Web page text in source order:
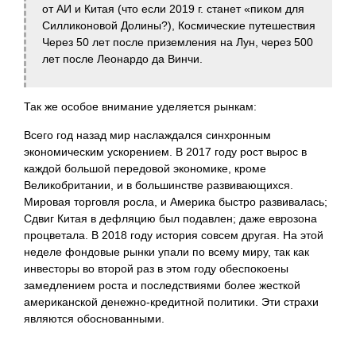
от АИ и Китая (что если 2019 г. станет «пиком для
Силликоновой Долины?), Космические путешествия
Через 50 лет после приземления на Лун, через 500
лет после Леонардо да Винчи.
Так же особое внимание уделяется рынкам:
Всего год назад мир наслаждался синхронным
экономическим ускорением. В 2017 году рост вырос в
каждой большой передовой экономике, кроме
Великобритании, и в большинстве развивающихся.
Мировая торговля росла, и Америка быстро развивалась;
Сдвиг Китая в дефляцию был подавлен; даже еврозона
процветала. В 2018 году история совсем другая. На этой
неделе фондовые рынки упали по всему миру, так как
инвесторы во второй раз в этом году обеспокоены
замедлением роста и последствиями более жесткой
американской денежно-кредитной политики. Эти страхи
являются обоснованными.